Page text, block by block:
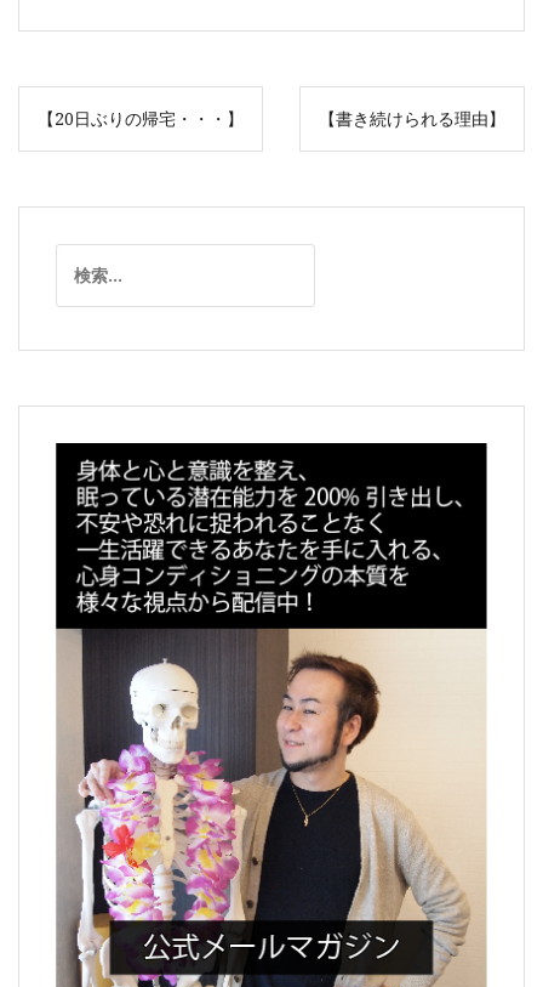
投
稿
ビ
ョ
【20日ぶりの帰宅・・・】 【書き続けられる理由】
索: